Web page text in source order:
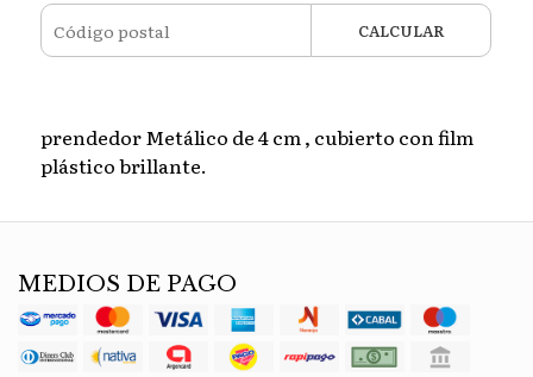
CALCULAR
prendedor Metálico de 4 cm , cubierto con film
plástico brillante.
MEDIOS DE PAGO